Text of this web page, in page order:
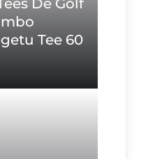
De Golf
Tee 60